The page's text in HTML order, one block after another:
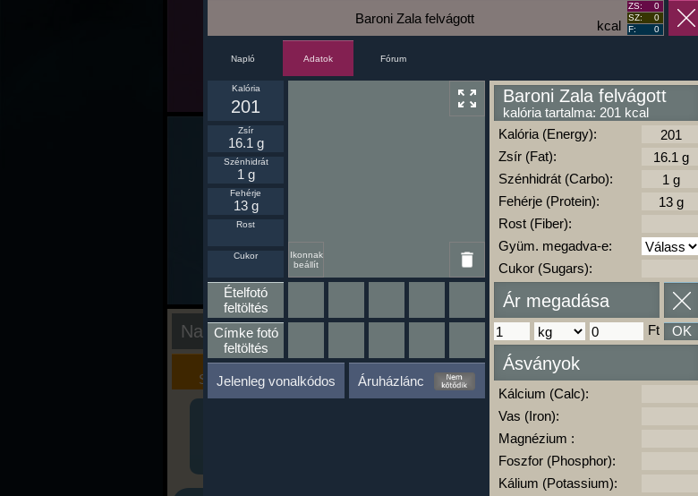
Nap kiértékelése
Kalória
Szimulátor
Szöveges
Értékelés
Ha ma már nem eszel/sportolsz többet,
kattints a kiértékelésre!
A Kalória Szimulátor Prémium funkció.
-
kcal
Baroni Zala felvágott
ZS:
0
SZ:
0
F:
0
Napló Adatok Fórum
Ikonnak
beállít
Kalória
201
Zsír
16.1 g
Szénhidrát
1 g
Fehérje
13 g
Rost
Cukor
Ételfotó
feltöltés
Címke fotó
feltöltés
Jelenleg vonalkódos Áruházlánc
Baroni Zala felvágott
kalória tartalma: 201 kcal
Kalória (Energy):
Zsír (Fat):
Szénhidrát (Carbo):
Fehérje (Protein):
Rost (Fiber):
Gyüm. megadva-e:
Cukor (Sugars):
Ár megadása
Ft OK
Ásványok
Kálcium (Calc):
Vas (Iron):
Magnézium :
Foszfor (Phosphor):
Kálium (Potassium):